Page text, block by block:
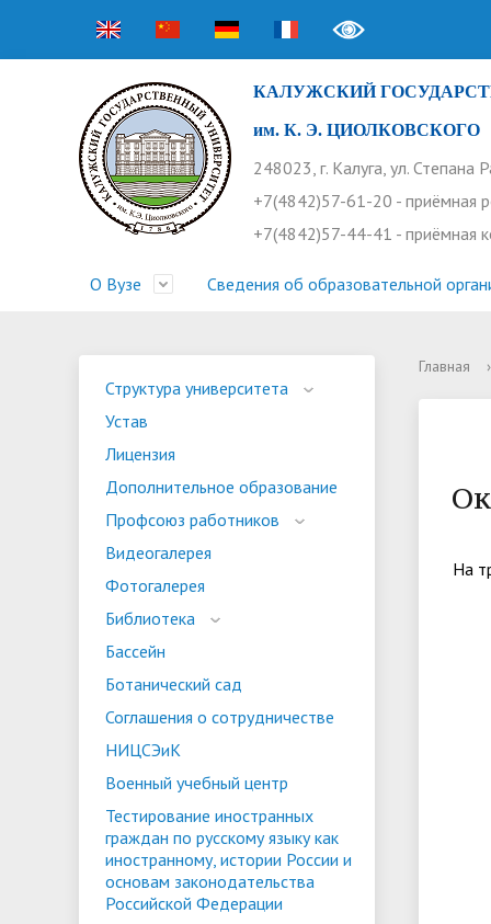
КАЛУЖСКИЙ
им. К. Э. ЦИОЛКОВСКОГО
248023, г. Калуга, ул. Степана
+7(4842)57-61-20 - приёмная
+7(4842)57-44-41 - приёмная
О Вузе
Устав
Профсоюз работников
Бассейн
Военный учебный центр
по
Сведения об образовательной
Прием 2026. Ординатура
Особая квота
Информация о зачислении
Оплата
Профком студентов
Объединенный совет обучающихся
Конференции
Научные труды КГУ
Национальные проекты Российской
Федерации
Часто
Структура университета
Устав
Лицензия
Дополнительное образование
Профсоюз работников
Видеогалерея
Фотогалерея
Библиотека
Бассейн
Ботанический сад
Соглашения о сотрудничестве
НИЦСЭиК
Военный учебный центр
Тестирование иностранных
граждан по русскому языку как
иностранному, истории России и
основам законодательства
Российской Федерации
Главная ›
На